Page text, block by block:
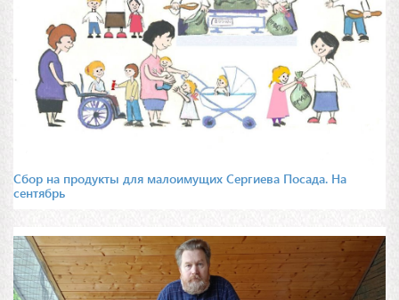
Сбор на продукты для малоимущих Сергиева Посада. На
сентябрь